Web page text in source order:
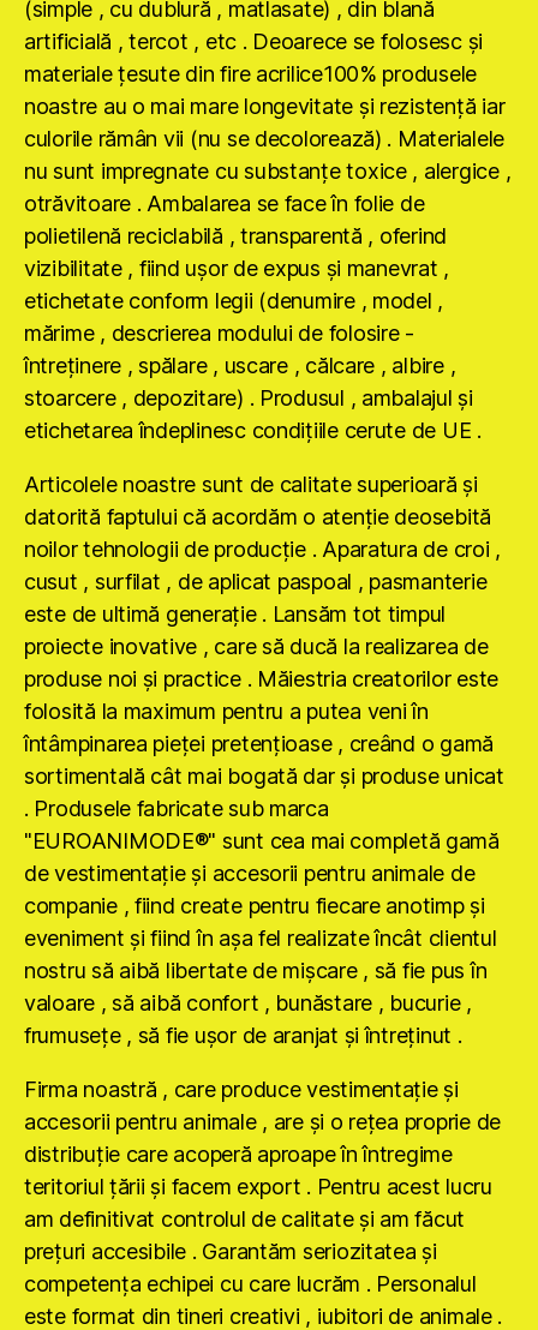
(simple , cu dublură , matlasate) , din blană
artificială , tercot , etc . Deoarece se folosesc şi
materiale ţesute din fire acrilice100% produsele
noastre au o mai mare longevitate şi rezistenţă iar
culorile rămân vii (nu se decolorează) . Materialele
nu sunt impregnate cu substanţe toxice , alergice ,
otrăvitoare . Ambalarea se face în folie de
polietilenă reciclabilă , transparentă , oferind
vizibilitate , fiind uşor de expus şi manevrat ,
etichetate conform legii (denumire , model ,
mărime , descrierea modului de folosire -
întreţinere , spălare , uscare , călcare , albire ,
stoarcere , depozitare) . Produsul , ambalajul şi
etichetarea îndeplinesc condiţiile cerute de UE .
Articolele noastre sunt de calitate superioară şi
datorită faptului că acordăm o atenţie deosebită
noilor tehnologii de producţie . Aparatura de croi ,
cusut , surfilat , de aplicat paspoal , pasmanterie
este de ultimă generaţie . Lansăm tot timpul
proiecte inovative , care să ducă la realizarea de
produse noi şi practice . Măiestria creatorilor este
folosită la maximum pentru a putea veni în
întâmpinarea pieţei pretenţioase , creând o gamă
sortimentală cât mai bogată dar şi produse unicat
. Produsele fabricate sub marca
"EUROANIMODE®" sunt cea mai completă gamă
de vestimentaţie şi accesorii pentru animale de
companie , fiind create pentru fiecare anotimp şi
eveniment şi fiind în aşa fel realizate încât clientul
nostru să aibă libertate de mişcare , să fie pus în
valoare , să aibă confort , bunăstare , bucurie ,
frumuseţe , să fie uşor de aranjat şi întreţinut .
Firma noastră , care produce vestimentaţie şi
accesorii pentru animale , are şi o reţea proprie de
distribuţie care acoperă aproape în întregime
teritoriul ţării şi facem export . Pentru acest lucru
am definitivat controlul de calitate şi am făcut
preţuri accesibile . Garantăm seriozitatea şi
competenţa echipei cu care lucrăm . Personalul
este format din tineri creativi , iubitori de animale .